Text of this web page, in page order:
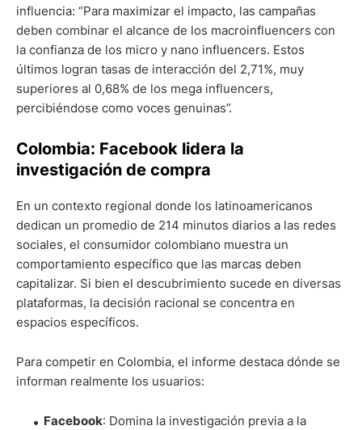
influencia: “Para maximizar el impacto, las campañas
deben combinar el alcance de los macroinfluencers con
la confianza de los micro y nano influencers. Estos
últimos logran tasas de interacción del 2,71%, muy
superiores al 0,68% de los mega influencers,
percibiéndose como voces genuinas”.
Colombia: Facebook lidera la
investigación de compra
En un contexto regional donde los latinoamericanos
dedican un promedio de 214 minutos diarios a las redes
sociales, el consumidor colombiano muestra un
comportamiento específico que las marcas deben
capitalizar. Si bien el descubrimiento sucede en diversas
plataformas, la decisión racional se concentra en
espacios específicos.
Para competir en Colombia, el informe destaca dónde se
informan realmente los usuarios:
Facebook: Domina la investigación previa a la